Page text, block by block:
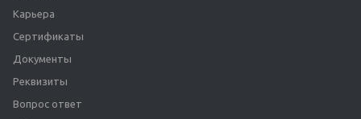
Карьера
Сертификаты
Документы
Реквизиты
Вопрос ответ